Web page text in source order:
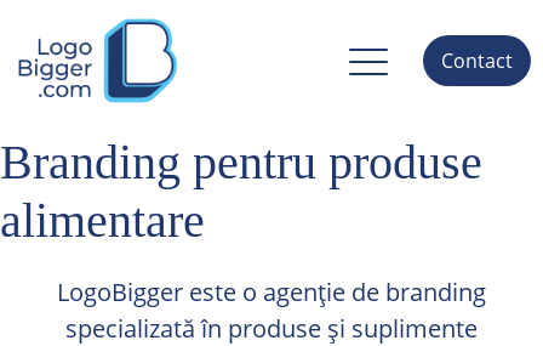
Contact
Branding pentru produse
alimentare
LogoBigger este o agenție de branding
specializată în produse și suplimente